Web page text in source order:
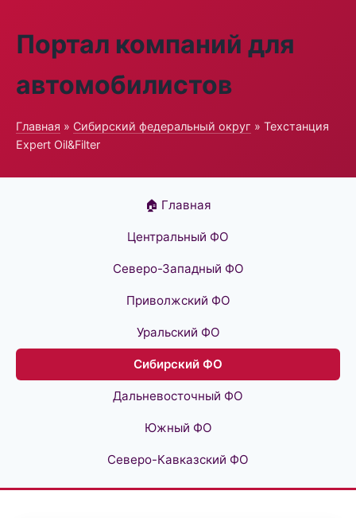
Портал компаний для
автомобилистов
Главная » Сибирский федеральный округ » Техстанция
Expert Oil&Filter
🏠 Главная
Центральный ФО
Северо-Западный ФО
Приволжский ФО
Уральский ФО
Сибирский ФО
Дальневосточный ФО
Южный ФО
Северо-Кавказский ФО